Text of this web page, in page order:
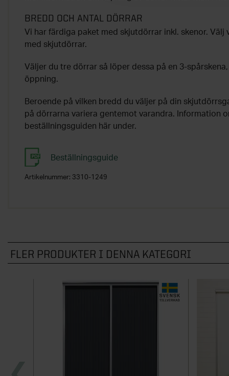
BREDD OCH ANTAL DÖRRAR
Vi har färdiga paket med skjutdörrar inkl. skenor. Välj
med skjutdörrar.
Väljer du tre dörrar så löper dessa på en 3-
öppning.
Beroende på vilken bredd du väljer på din
på dörrarna variera gentemot varandra. Information
beställningsguiden här under.
Beställningsguide
Artikelnummer: 3310-1249
FLER PRODUKTER I DENNA KATEGORI